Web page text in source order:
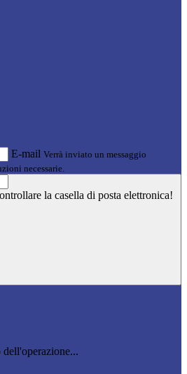
E-mail Verrà inviato un messaggio
necessarie.
la casella di posta elettronica!